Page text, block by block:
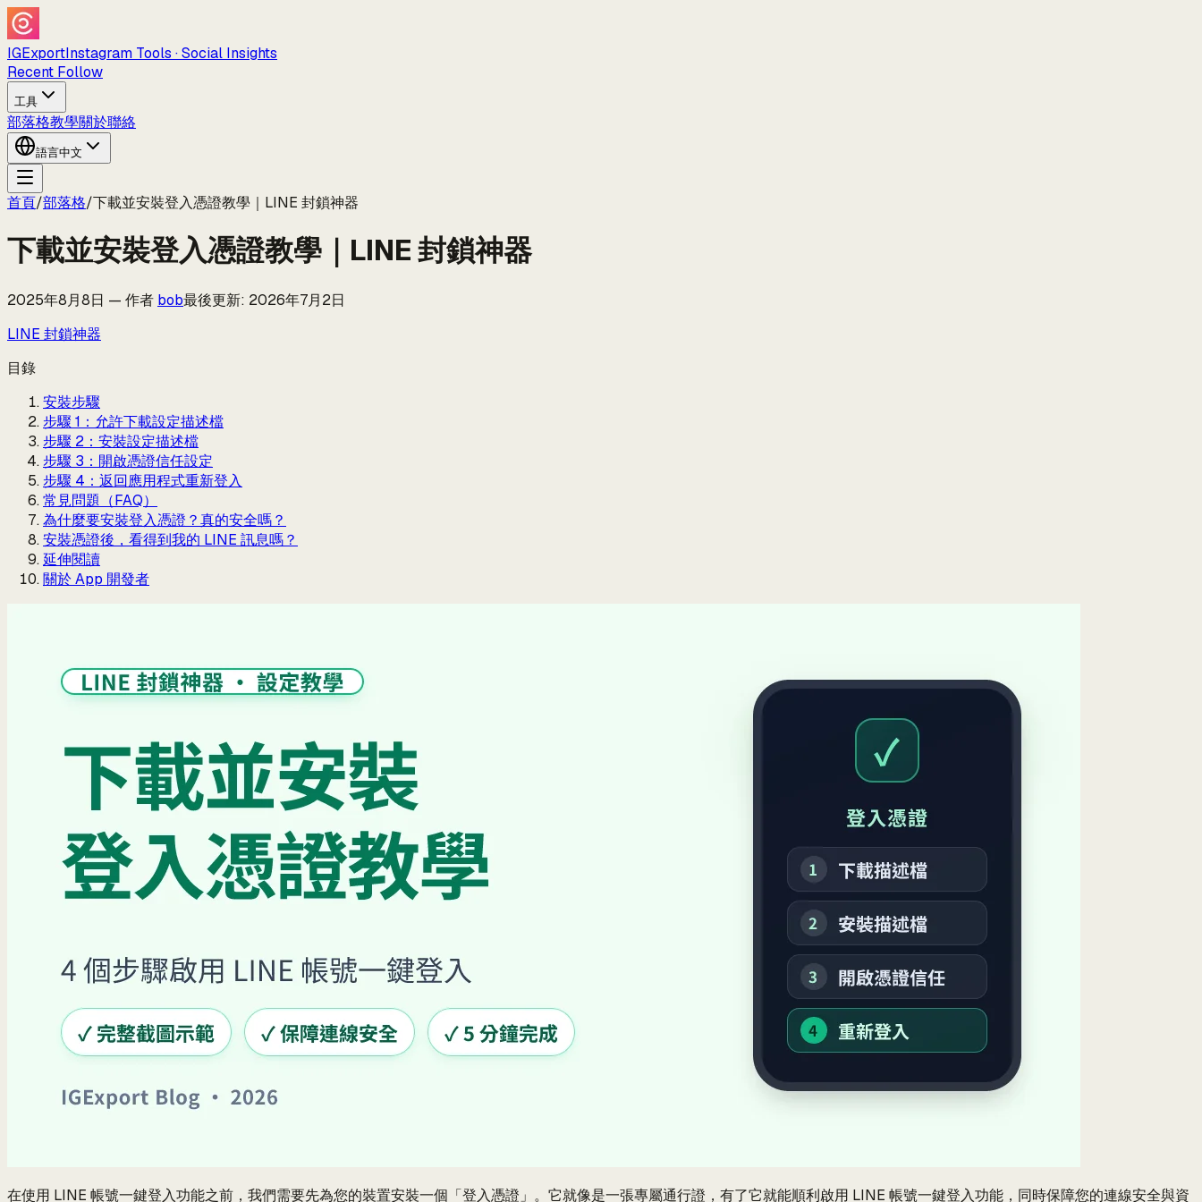
IGExportInstagram Tools · Social Insights
Recent Follow
工具
部落格教學關於聯絡
語言中文
首頁/部落格/下載並安裝登入憑證教學｜LINE 封鎖神器
下載並安裝登入憑證教學｜LINE 封鎖神器
2025年8月8日 — 作者 bob最後更新: 2026年7月2日
LINE 封鎖神器
目錄
安裝步驟
步驟 1：允許下載設定描述檔
步驟 2：安裝設定描述檔
步驟 3：開啟憑證信任設定
步驟 4：返回應用程式重新登入
常見問題（FAQ）
為什麼要安裝登入憑證？真的安全嗎？
安裝憑證後，看得到我的 LINE 訊息嗎？
延伸閱讀
關於 App 開發者
在使用 LINE 帳號一鍵登入功能之前，我們需要先為您的裝置安裝一個「登入憑證」。它就像是一張專屬通行證，有了它就能順利啟用 LINE 帳號一鍵登入功能，同時保障您的連線安全與資